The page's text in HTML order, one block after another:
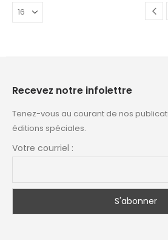
Recevez notre infolettre
Tenez-vous au courant de nos
éditions spéciales.
Votre courriel :